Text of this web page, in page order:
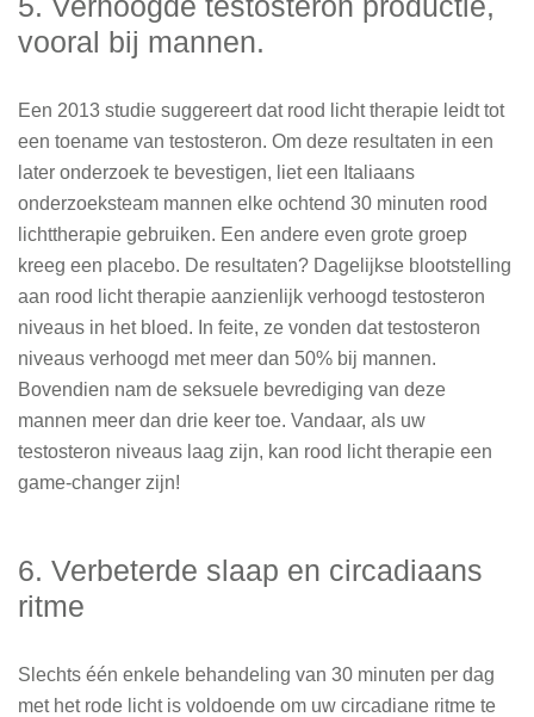
vooral bij mannen.
Een 2013 studie suggereert dat rood licht therapie leidt tot
een toename van testosteron. Om deze resultaten in een
later onderzoek te bevestigen, liet een Italiaans
onderzoeksteam mannen elke ochtend 30 minuten rood
lichttherapie gebruiken. Een andere even grote groep
kreeg een placebo. De resultaten? Dagelijkse blootstelling
aan rood licht therapie aanzienlijk verhoogd testosteron
niveaus in het bloed. In feite, ze vonden dat testosteron
niveaus verhoogd met meer dan 50% bij mannen.
Bovendien nam de seksuele bevrediging van deze
mannen meer dan drie keer toe. Vandaar, als uw
testosteron niveaus laag zijn, kan rood licht therapie een
game-changer zijn!
6. Verbeterde slaap en circadiaans
ritme
Slechts één enkele behandeling van 30 minuten per dag
met het rode licht is voldoende om uw circadiane ritme te